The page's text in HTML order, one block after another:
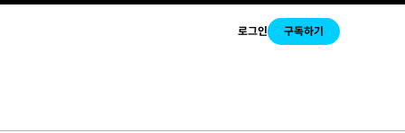
로그인 구독하기